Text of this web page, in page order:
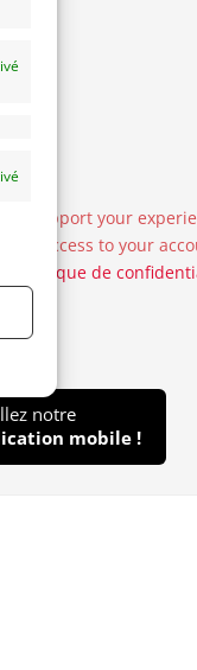
to support your
access to your
politique de
notre
mobile !